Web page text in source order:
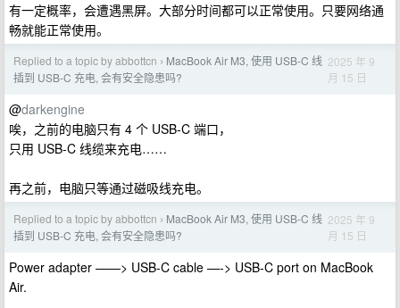
有一定概率，会遭遇黑屏。大部分时间都可以正常使用。只要网络通
畅就能正常使用。
Replied to a topic by abbottcn › MacBook Air M3, 使用 USB-C 线
插到 USB-C 充电, 会有安全隐患吗?
2025 年 9
月 15 日
@darkengine
唉，之前的电脑只有 4 个 USB-C 端口，
只用 USB-C 线缆来充电……
再之前，电脑只等通过磁吸线充电。
Replied to a topic by abbottcn › MacBook Air M3, 使用 USB-C 线
插到 USB-C 充电, 会有安全隐患吗?
2025 年 9
月 15 日
Power adapter ——> USB-C cable —-> USB-C port on MacBook
Air.